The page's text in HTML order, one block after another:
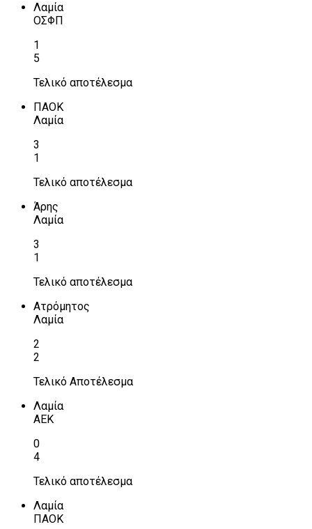
Λαμία
ΟΣΦΠ
1
5
Τελικό αποτέλεσμα
ΠΑΟΚ
Λαμία
3
1
Τελικό αποτέλεσμα
Άρης
Λαμία
3
1
Τελικό αποτέλεσμα
Ατρόμητος
Λαμία
2
2
Τελικό Αποτέλεσμα
Λαμία
ΑΕΚ
0
4
Τελικό αποτέλεσμα
Λαμία
ΠΑΟΚ